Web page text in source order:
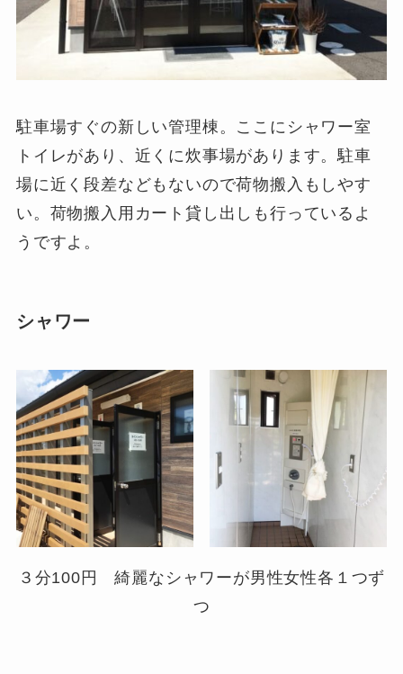
駐車場すぐの新しい管理棟。ここにシャワー室
トイレがあり、近くに炊事場があります。駐車
場に近く段差などもないので荷物搬入もしやす
い。荷物搬入用カート貸し出しも行っているよ
うですよ。
シャワー
３分100円 綺麗なシャワーが男性女性各１つず
つ